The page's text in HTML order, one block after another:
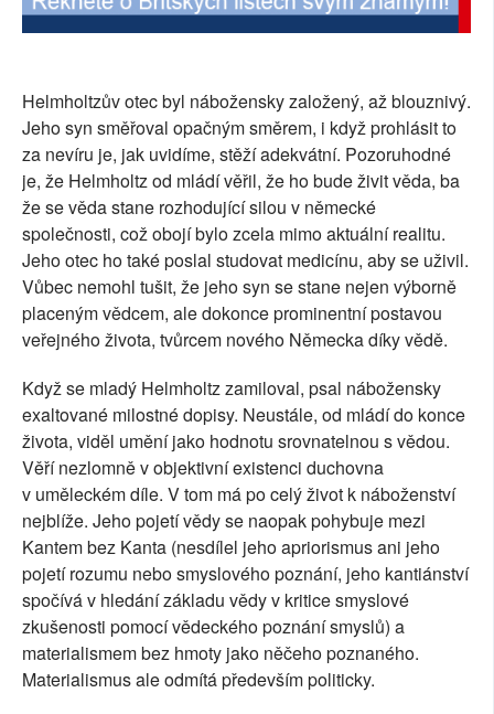
Helmholtzův otec byl nábožensky založený, až blouznivý.
Jeho syn směřoval opačným směrem, i když prohlásit to
za nevíru je, jak uvidíme, stěží adekvátní. Pozoruhodné
je, že Helmholtz od mládí věřil, že ho bude živit věda, ba
že se věda stane rozhodující silou v německé
společnosti, což obojí bylo zcela mimo aktuální realitu.
Jeho otec ho také poslal studovat medicínu, aby se uživil.
Vůbec nemohl tušit, že jeho syn se stane nejen výborně
placeným vědcem, ale dokonce prominentní postavou
veřejného života, tvůrcem nového Německa díky vědě.
Když se mladý Helmholtz zamiloval, psal nábožensky
exaltované milostné dopisy. Neustále, od mládí do konce
života, viděl umění jako hodnotu srovnatelnou s vědou.
Věří nezlomně v objektivní existenci duchovna
v uměleckém díle. V tom má po celý život k náboženství
nejblíže. Jeho pojetí vědy se naopak pohybuje mezi
Kantem bez Kanta (nesdílel jeho apriorismus ani jeho
pojetí rozumu nebo smyslového poznání, jeho kantiánství
spočívá v hledání základu vědy v kritice smyslové
zkušenosti pomocí vědeckého poznání smyslů) a
materialismem bez hmoty jako něčeho poznaného.
Materialismus ale odmítá především politicky.